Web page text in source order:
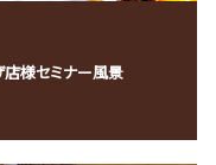
店様セミナー風景